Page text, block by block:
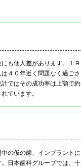
も個人差があります。１９
４０年近く問題なく過ごさ
ではその成功率は上顎で約
ています。
の仮の歯、インプラントに
日本歯科グループでは、十